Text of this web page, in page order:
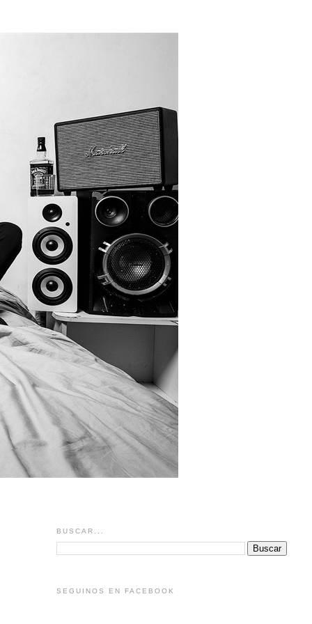
BUSCAR...
SEGUINOS EN FACEBOOK